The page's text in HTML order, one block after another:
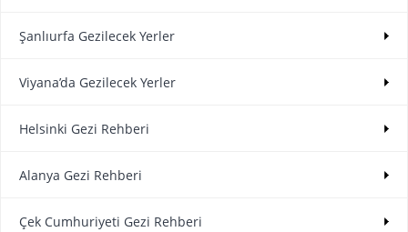
Şanlıurfa Gezilecek Yerler
Viyana’da Gezilecek Yerler
Helsinki Gezi Rehberi
Alanya Gezi Rehberi
Çek Cumhuriyeti Gezi Rehberi